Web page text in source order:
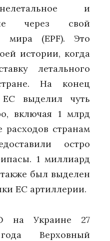
и
через свой
мира (EPF). Это
истории, когда
летального
На конец
выделил чуть
включая 1 млрд
странам
остро
1 миллиард
также был выделен
ЕС артиллерии.
на Украине 27
Верховный